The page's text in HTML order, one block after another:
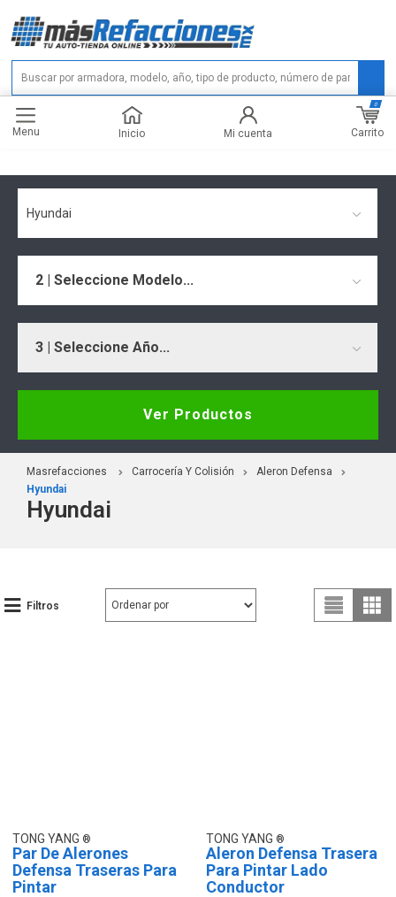
Menu Inicio Mi cuenta Carrito
0
Hyundai
2 | Seleccione Modelo...
3 | Seleccione Año...
Ver Productos
Masrefacciones Carrocería Y Colisión
Aleron Defensa
Hyundai
Hyundai
Filtros
TONG YANG
Par De Alerones
Defensa Traseras Para
Pintar
TONG YANG
Aleron Defensa Trasera
Para Pintar Lado
Conductor